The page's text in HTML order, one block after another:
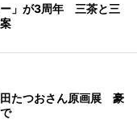
ー」が3周年 三茶と三
田たつおさん原画展 豪